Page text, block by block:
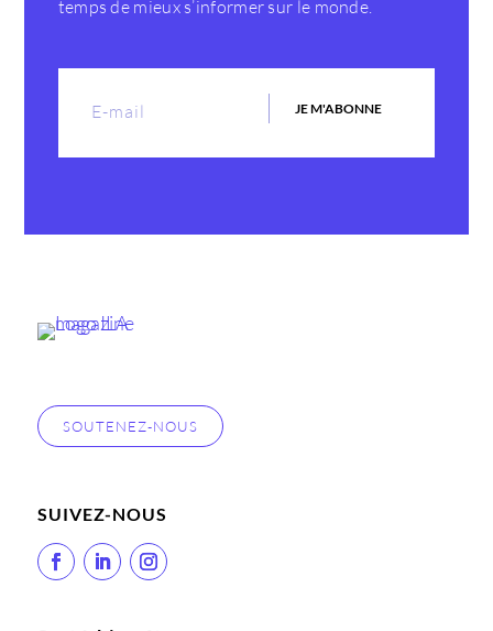
temps de mieux s’informer sur le monde.
JE M'ABONNE
SOUTENEZ-NOUS
SUIVEZ-NOUS